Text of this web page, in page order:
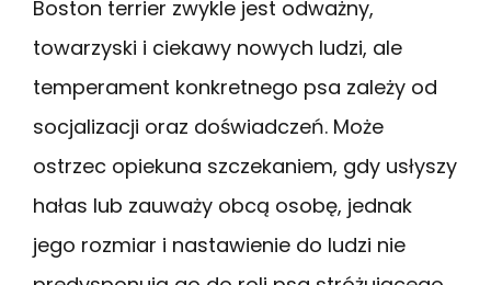
Boston terrier zwykle jest odważny,
towarzyski i ciekawy nowych ludzi, ale
temperament konkretnego psa zależy od
socjalizacji oraz doświadczeń. Może
ostrzec opiekuna szczekaniem, gdy usłyszy
hałas lub zauważy obcą osobę, jednak
jego rozmiar i nastawienie do ludzi nie